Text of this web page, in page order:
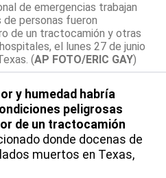
de emergencias trabajan
de personas fueron
de un tractocamión y otras
el lunes 27 de junio
(AP FOTO/ERIC GAY)
y humedad habría
peligrosas
de un tractocamión
donde docenas de
muertos en Texas,